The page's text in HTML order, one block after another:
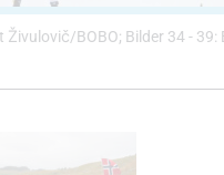
Živulovič/BOBO; Bilder 34 -